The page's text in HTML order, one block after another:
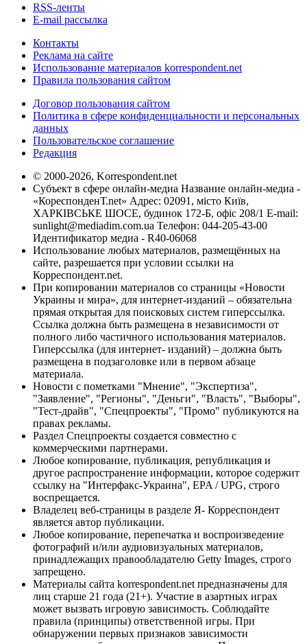
RSS-ленты
E-mail рассылка
Контакты
Реклама на сайте
Использование материалов korrespondent.net
Правила пользования сайтом
Договор пользования сайтом
Политика в сфере конфиденциальности и персональных
данных
Пользовательское соглашение
Редакция
© 2000-2026, Korrespondent.net
Субъект в сфере онлайн-медиа Название онлайн-медиа -
«КореспонденТ.net» Адрес: 02091, місто Київ,
ХАРКІВСЬКЕ ШОСЕ, будинок 172-Б, офіс 208/1 E-mail:
sunlight@mediadim.com.ua Телефон: 044-205-43-00
Идентификатор медиа - R40-06068
Использование любых материалов, размещённых на
сайте, разрешается при условии ссылки на
Корреспондент.net.
При копировании материалов со страницы «Новости
Украины и мира», для интернет-изданий – обязательна
прямая открытая для поисковых систем гиперссылка.
Ссылка должна быть размещена в независимости от
полного либо частичного использования материалов.
Гиперссылка (для интернет- изданий) – должна быть
размещена в подзаголовке или в первом абзаце
материала.
Новости с пометками "Мнение", "Экспертиза",
"Заявление", "Регионы", "Деньги", "Власть", "Выборы",
"Тест-драйв", "Спецпроекты", "Промо" публикуются на
правах рекламы.
Раздел Спецпроекты создается совместно с
коммерческими партнерами.
Любое копирование, публикация, републикация и
другое распространение информации, которое содержит
ссылку на "Интерфакс-Украина", EPA / UPG, строго
воспрещается.
Владелец веб-страницы в разделе Я- Корреспондент
является автор публикации.
Любое копирование, перепечатка и воспроизведение
фотографий и/или аудиовизуальных материалов,
принадлежащих правообладателю Getty Images, строго
запрещено.
Материалы сайта korrespondent.net предназначены для
лиц старше 21 года (21+). Участие в азартных играх
может вызвать игровую зависимость. Соблюдайте
правила (принципы) ответственной игры. При
обнаружении первых признаков зависимости